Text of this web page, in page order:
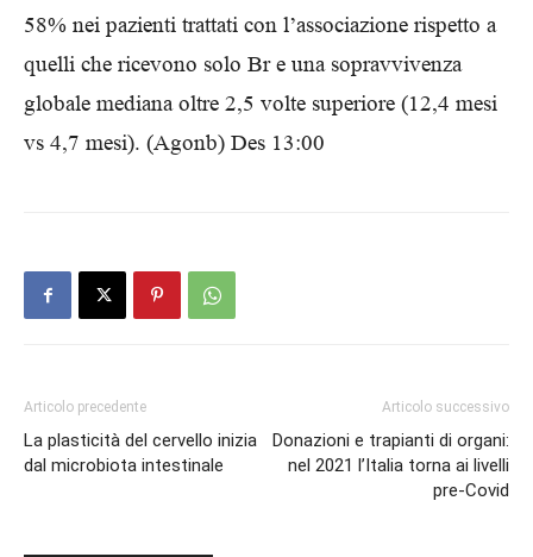
58% nei pazienti trattati con l’associazione rispetto a
quelli che ricevono solo Br e una sopravvivenza
globale mediana oltre 2,5 volte superiore (12,4 mesi
vs 4,7 mesi). (Agonb) Des 13:00
Articolo precedente
La plasticità del cervello inizia
dal microbiota intestinale
Articolo successivo
Donazioni e trapianti di organi:
nel 2021 l’Italia torna ai livelli
pre-Covid